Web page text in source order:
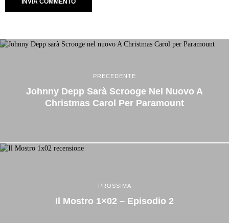
PRECEDENTE
Johnny Depp Sarà Scrooge Nel Nuovo A
Christmas Carol Per Paramount
PROSSIMA
Il Mostro 1×02 – Episodio 2